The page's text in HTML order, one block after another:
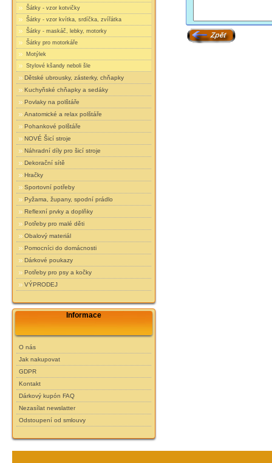
Šátky - vzor kotvičky
Šátky - vzor kvítka, srdíčka, zvířátka
Šátky - maskáč, lebky, motorky
Šátky pro motorkáře
Motýlek
Stylové kšandy neboli šle
Dětské ubrousky, zásterky, chňapky
Kuchyňské chňapky a sedáky
Povlaky na polštáře
Anatomické a relax polštáře
Pohankové polštáře
NOVÉ Šicí stroje
Náhradní díly pro šicí stroje
Dekorační sítě
Hračky
Sportovní potřeby
Pyžama, župany, spodní prádlo
Reflexní prvky a doplňky
Potřeby pro malé děti
Obalový materiál
Pomocníci do domácnosti
Dárkové poukazy
Potřeby pro psy a kočky
VÝPRODEJ
Informace
O nás
Jak nakupovat
GDPR
Kontakt
Dárkový kupón FAQ
Nezasílat newslatter
Odstoupení od smlouvy